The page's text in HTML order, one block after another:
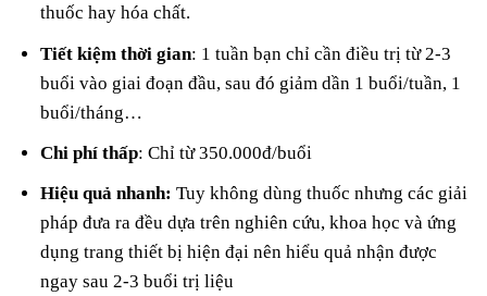
thuốc hay hóa chất.
Tiết kiệm thời gian: 1 tuần bạn chỉ cần điều trị từ 2-3
buổi vào giai đoạn đầu, sau đó giảm dần 1 buổi/tuần, 1
buổi/tháng…
Chi phí thấp: Chỉ từ 350.000đ/buổi
Hiệu quả nhanh: Tuy không dùng thuốc nhưng các giải
pháp đưa ra đều dựa trên nghiên cứu, khoa học và ứng
dụng trang thiết bị hiện đại nên hiểu quả nhận được
ngay sau 2-3 buổi trị liệu